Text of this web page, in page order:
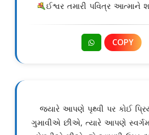
ઈશ્વર તમારી પવિત્ર આત્માને
COPY
જ્યારે આપણે પૃથ્વી પર કોઈ
ગુમાવીએ છીએ, ત્યારે આપણે